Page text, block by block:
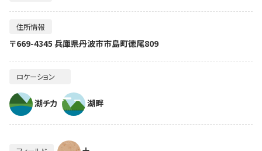
住所情報
〒669-4345 兵庫県丹波市市島町徳尾809
ロケーション
湖チカ 湖畔